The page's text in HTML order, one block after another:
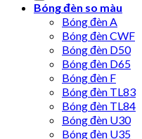
Bóng đèn so màu
Bóng đèn A
Bóng đèn CWF
Bóng đèn D50
Bóng đèn D65
Bóng đèn F
Bóng đèn TL83
Bóng đèn TL84
Bóng đèn U30
Bóng đèn U35